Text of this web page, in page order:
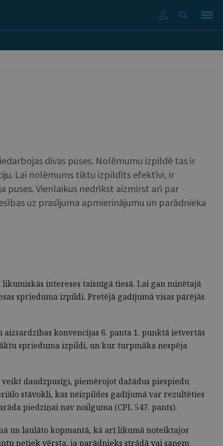
divas puses. Nolēmumu izpildē tas ir
Lai nolēmums tiktu izpildīts efektīvi, ir
puses. Vienlaikus nedrīkst aizmirst arī par
uz prasījuma apmierinājumu un parādnieka
intereses taisnīgā tiesā. Lai gan minētajā
sprieduma izpildi. Pretējā gadījumā visas pārējās
konvencijas 6. panta 1. punktā ietvertās
sprieduma izpildi, un kur turpmāka nespēja
daudzpusīgi, piemērojot dažādus piespiedu
stāvokli, kas neizpildes gadījumā var rezultēties
piedziņai nav noilguma (CPL 547. pants).
un laulāto kopmantā, kā arī likumā noteiktajos
netiek vērsta, ja parādnieks strādā vai saņem